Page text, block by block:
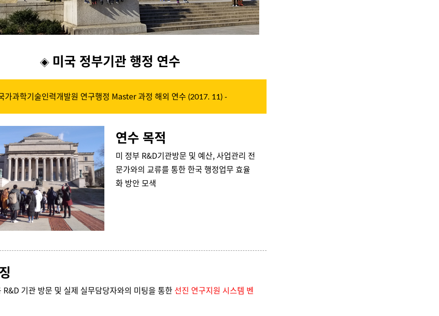
◈ 미국 정부기관 행정 연수
가과학기술인력개발원 연구행정 Master 과정 해외 연수 (2017. 11) -
연수 목적
미 정부 R&D기관방문 및 예산, 사업관리 전
문가와의 교류를 통한 한국 행정업무 효율
화 방안 모색
기관 방문 및 실제 실무담당자와의 미팅을 통한 선진 연구지원 시스템 벤